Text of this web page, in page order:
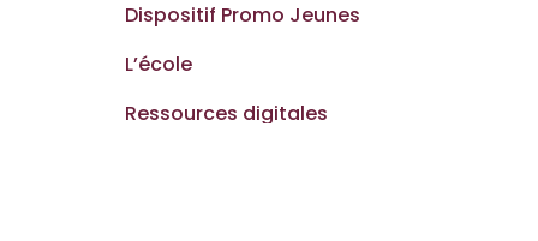
Dispositif Promo Jeunes
L’école
Ressources digitales